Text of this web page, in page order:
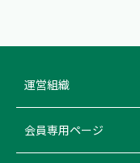
運営組織
会員専用ページ